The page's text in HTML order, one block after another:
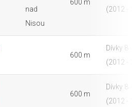
nad
Nisou
600 m
(2012 -
600 m
Dívky 8 - 9
(2012 -
600 m
Dívky 8 - 9
(2012 -